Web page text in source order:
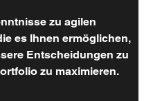
zu agilen
es Ihnen ermöglichen,
Entscheidungen zu
zu maximieren.